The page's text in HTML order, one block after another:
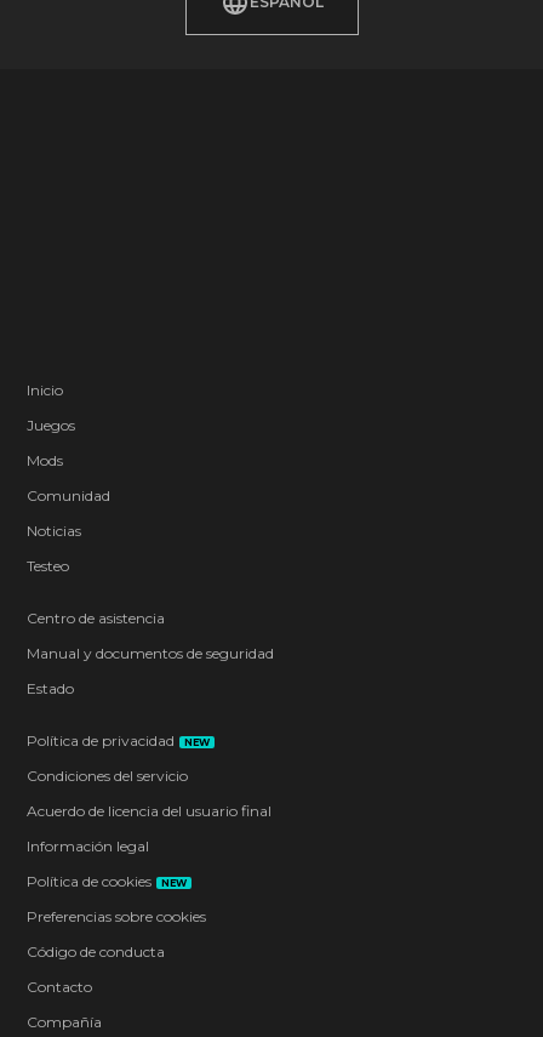
Inicio
Juegos
Mods
Comunidad
Noticias
Testeo
Centro de asistencia
Manual y documentos de seguridad
Estado
Política de privacidad NEW
Condiciones del servicio
Acuerdo de licencia del usuario final
Información legal
Política de cookies
NEW
Preferencias sobre cookies
Código de conducta
Contacto
Compañía